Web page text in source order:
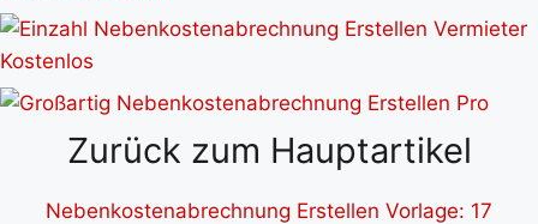
Zurück zum Hauptartikel
Nebenkostenabrechnung Erstellen Vorlage: 17